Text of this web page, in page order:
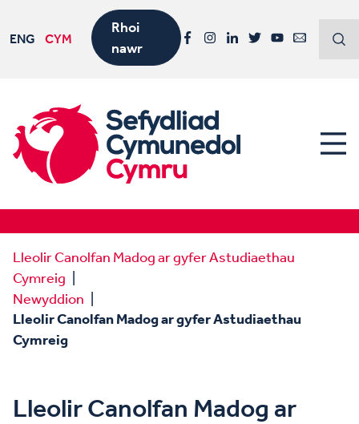
ENG CYM
Rhoi
nawr
Lleolir Canolfan Madog ar gyfer Astudiaethau
Cymreig
Newyddion
Lleolir Canolfan Madog ar gyfer Astudiaethau
Cymreig
Lleolir Canolfan Madog ar